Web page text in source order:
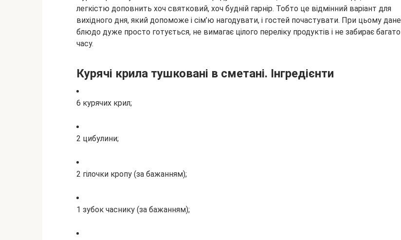
легкістю доповнить хоч святковий, хоч будній гарнір. Тобто це відмінний варіант для
вихідного дня, який допоможе і сім’ю нагодувати, і гостей почастувати. При цьому дане
блюдо дуже просто готується, не вимагає цілого переліку продуктів і не забирає багато
часу.
Курячі крила тушковані в сметані. Інгредієнти
6 курячих крил;
2 цибулини;
2 гілочки кропу (за бажанням);
1 зубок часнику (за бажанням);